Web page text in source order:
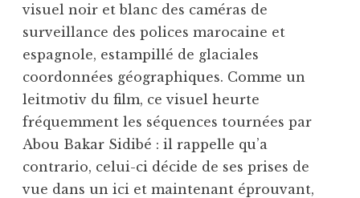
visuel noir et blanc des caméras de
surveillance des polices marocaine et
espagnole, estampillé de glaciales
coordonnées géographiques. Comme un
leitmotiv du film, ce visuel heurte
fréquemment les séquences tournées par
Abou Bakar Sidibé : il rappelle qu’a
contrario, celui-ci décide de ses prises de
vue dans un ici et maintenant éprouvant,